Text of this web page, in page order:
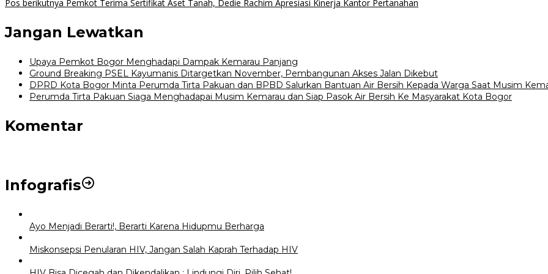
pos
Pos berikutnya Pemkot Terima Sertifikat Aset Tanah, Dedie Rachim Apresiasi Kinerja Kantor Pertanahan
Jangan Lewatkan
Upaya Pemkot Bogor Menghadapi Dampak Kemarau Panjang
Ground Breaking PSEL Kayumanis Ditargetkan November, Pembangunan Akses Jalan Dikebut
DPRD Kota Bogor Minta Perumda Tirta Pakuan dan BPBD Salurkan Bantuan Air Bersih Kepada Warga Saat Musim
Perumda Tirta Pakuan Siaga Menghadapai Musim Kemarau dan Siap Pasok Air Bersih Ke Masyarakat Kota Bogor
Komentar
Infografis
Ayo Menjadi Berarti!, Berarti Karena Hidupmu Berharga
Miskonsepsi Penularan HIV, Jangan Salah Kaprah Terhadap HIV